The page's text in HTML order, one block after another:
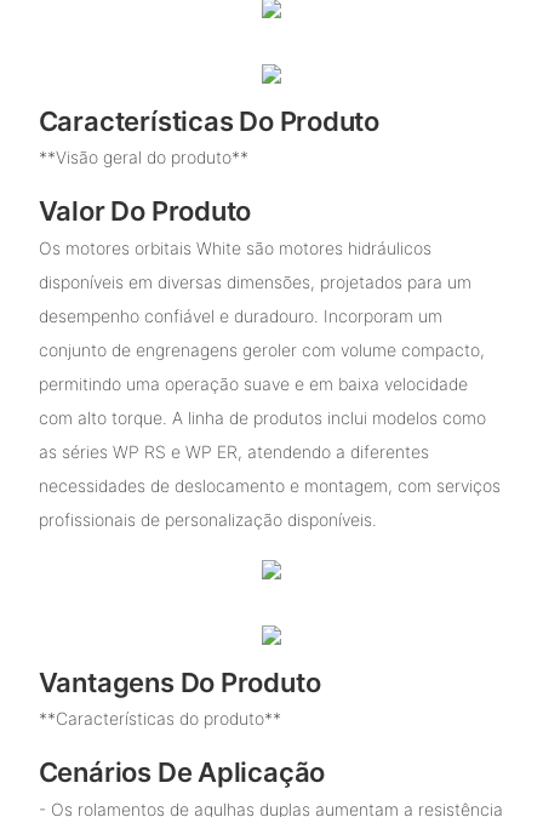
Características Do Produto
**Visão geral do produto**
Valor Do Produto
Os motores orbitais White são motores hidráulicos
disponíveis em diversas dimensões, projetados para um
desempenho confiável e duradouro. Incorporam um
conjunto de engrenagens geroler com volume compacto,
permitindo uma operação suave e em baixa velocidade
com alto torque. A linha de produtos inclui modelos como
as séries WP RS e WP ER, atendendo a diferentes
necessidades de deslocamento e montagem, com serviços
profissionais de personalização disponíveis.
Vantagens Do Produto
**Características do produto**
Cenários De Aplicação
- Os rolamentos de agulhas duplas aumentam a resistência